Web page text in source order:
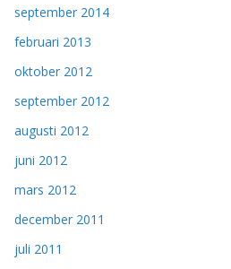
september 2014
februari 2013
oktober 2012
september 2012
augusti 2012
juni 2012
mars 2012
december 2011
juli 2011